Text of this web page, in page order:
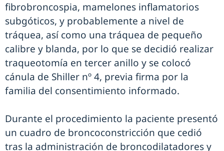
fibrobroncospia, mamelones inflamatorios
subgóticos, y probablemente a nivel de
tráquea, así como una tráquea de pequeño
calibre y blanda, por lo que se decidió realizar
traqueotomía en tercer anillo y se colocó
cánula de Shiller nº 4, previa firma por la
familia del consentimiento informado.
Durante el procedimiento la paciente presentó
un cuadro de broncoconstricción que cedió
tras la administración de broncodilatadores y